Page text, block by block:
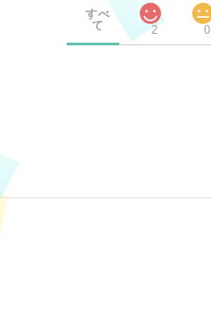
すべ
て
2 0